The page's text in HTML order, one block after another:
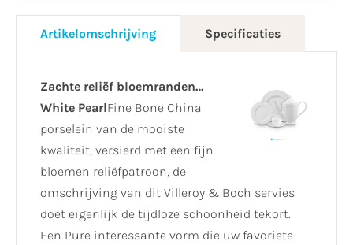
Artikelomschrijving Specificaties
Zachte reliëf bloemranden…
White PearlFine Bone China
porselein van de mooiste
kwaliteit, versierd met een fijn
bloemen reliëfpatroon, de
omschrijving van dit Villeroy & Boch servies
doet eigenlijk de tijdloze schoonheid tekort.
Een Pure interessante vorm die uw favoriete